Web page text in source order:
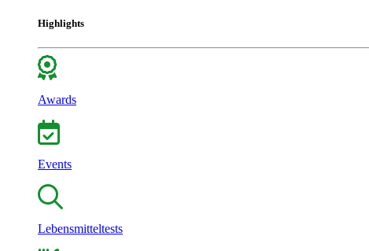
Highlights
Awards
Events
Lebensmitteltests